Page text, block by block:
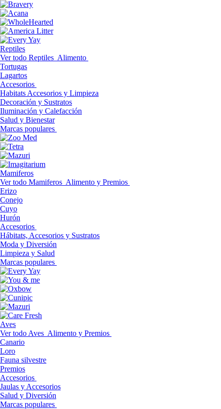
Reptiles
Ver todo Reptiles Alimento
Tortugas
Lagartos
Accesorios
Habitats Accesorios y Limpieza
Decoración y Sustratos
Iluminación y Calefacción
Salud y Bienestar
Marcas populares
Mamiferos
Ver todo Mamiferos Alimento y Premios
Erizo
Conejo
Cuyo
Hurón
Accesorios
Hábitats, Accesorios y Sustratos
Moda y Diversión
Limpieza y Salud
Marcas populares
Aves
Ver todo Aves Alimento y Premios
Canario
Loro
Fauna silvestre
Premios
Accesorios
Jaulas y Accesorios
Salud y Diversión
Marcas populares